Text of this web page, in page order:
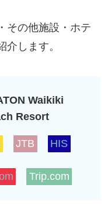
その他施設・ホテ
します。
Waikiki
Resort
JTB HIS
Trip.com